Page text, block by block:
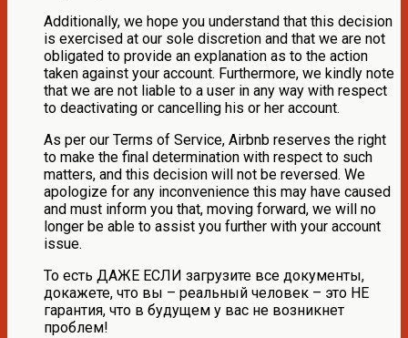
Additionally, we hope you understand that this decision
is exercised at our sole discretion and that we are not
obligated to provide an explanation as to the action
taken against your account. Furthermore, we kindly note
that we are not liable to a user in any way with respect
to deactivating or cancelling his or her account.
As per our Terms of Service, Airbnb reserves the right
to make the final determination with respect to such
matters, and this decision will not be reversed. We
apologize for any inconvenience this may have caused
and must inform you that, moving forward, we will no
longer be able to assist you further with your account
issue.
То есть ДАЖЕ ЕСЛИ загрузите все документы,
докажете, что вы – реальный человек – это НЕ
гарантия, что в будущем у вас не возникнет
проблем!